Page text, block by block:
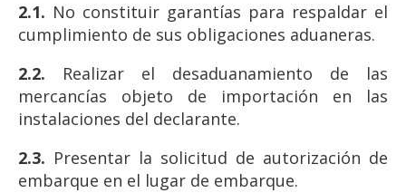
2.1. No constituir garantías para respaldar el
cumplimiento de sus obligaciones aduaneras.
2.2. Realizar el desaduanamiento de las
mercancías objeto de importación en las
instalaciones del declarante.
2.3. Presentar la solicitud de autorización de
embarque en el lugar de embarque.